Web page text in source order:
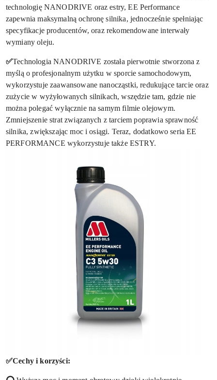
technologię NANODRIVE oraz estry, EE Performance
zapewnia maksymalną ochronę silnika, jednocześnie spełniając
specyfikacje producentów, oraz rekomendowane interwały
wymiany oleju.
✅Technologia NANODRIVE została pierwotnie stworzona z
myślą o profesjonalnym użytku w sporcie samochodowym,
wykorzystuje zaawansowane nanocząstki, redukujące tarcie oraz
zużycie w wyżyłowanych silnikach, wszędzie tam, gdzie nie
można polegać wyłącznie na samym filmie olejowym.
Zmniejszenie strat związanych z tarciem poprawia sprawność
silnika, zwiększając moc i osiągi. Teraz, dodatkowo seria EE
PERFORMANCE wykorzystuje także ESTRY.
✅Cechy i korzyści: